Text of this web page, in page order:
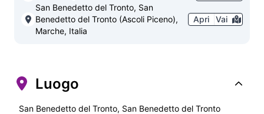
San Benedetto del Tronto, San
Benedetto del Tronto (Ascoli Piceno),
Marche, Italia
Apri Vai
Luogo
San Benedetto del Tronto, San Benedetto del Tronto